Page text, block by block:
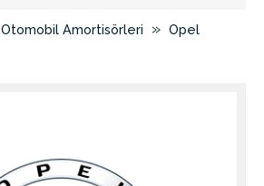
Otomobil Amortisörleri » Opel